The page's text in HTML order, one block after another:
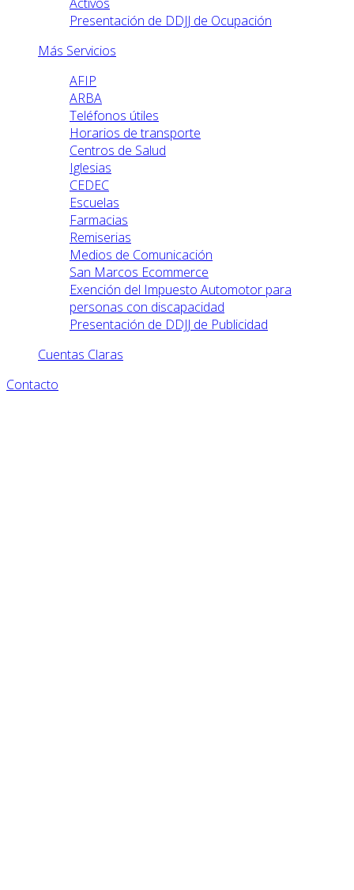
Presentación de DDJJ de Ocupación
Más Servicios
AFIP
ARBA
Teléfonos útiles
Horarios de transporte
Centros de Salud
Iglesias
CEDEC
Escuelas
Farmacias
Remiserias
Medios de Comunicación
San Marcos Ecommerce
Exención del Impuesto Automotor para
personas con discapacidad
Presentación de DDJJ de Publicidad
Cuentas Claras
Contacto